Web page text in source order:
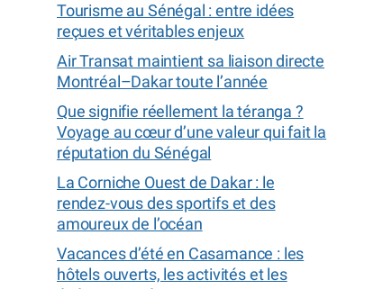
Tourisme au Sénégal : entre idées
reçues et véritables enjeux
Air Transat maintient sa liaison directe
Montréal–Dakar toute l’année
Que signifie réellement la téranga ?
Voyage au cœur d’une valeur qui fait la
réputation du Sénégal
La Corniche Ouest de Dakar : le
rendez-vous des sportifs et des
amoureux de l’océan
Vacances d’été en Casamance : les
hôtels ouverts, les activités et les